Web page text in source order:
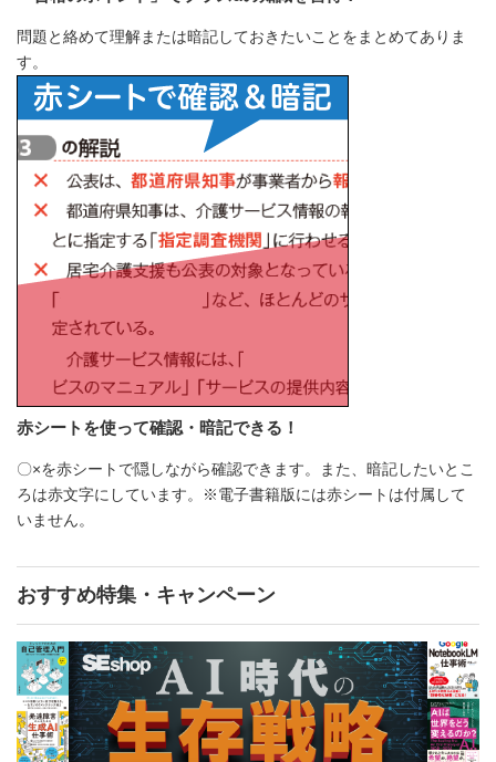
問題と絡めて理解または暗記しておきたいことをまとめてありま
す。
赤シートを使って確認・暗記できる！
〇×を赤シートで隠しながら確認できます。また、暗記したいとこ
ろは赤文字にしています。※電子書籍版には赤シートは付属して
いません。
おすすめ特集・キャンペーン